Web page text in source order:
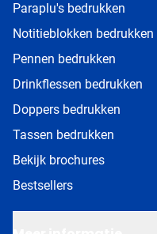
Paraplu's bedrukken
Notitieblokken bedrukken
Pennen bedrukken
Drinkflessen bedrukken
Doppers bedrukken
Tassen bedrukken
Bekijk brochures
Bestsellers